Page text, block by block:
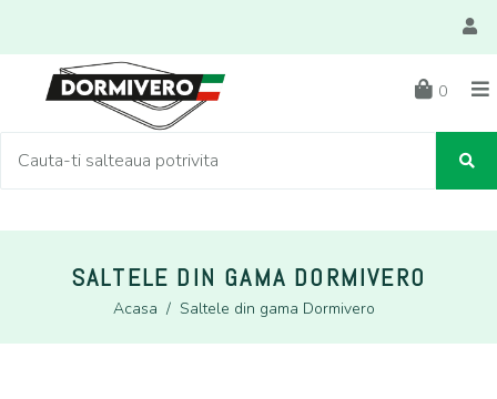
0
SALTELE DIN GAMA DORMIVERO
Acasa / Saltele din gama Dormivero